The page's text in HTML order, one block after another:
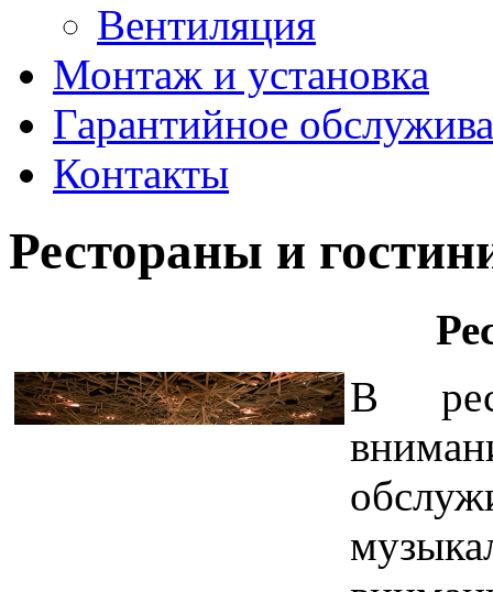
Вентиляция
Монтаж и установка
Гарантийное
Контакты
Рестораны и
В